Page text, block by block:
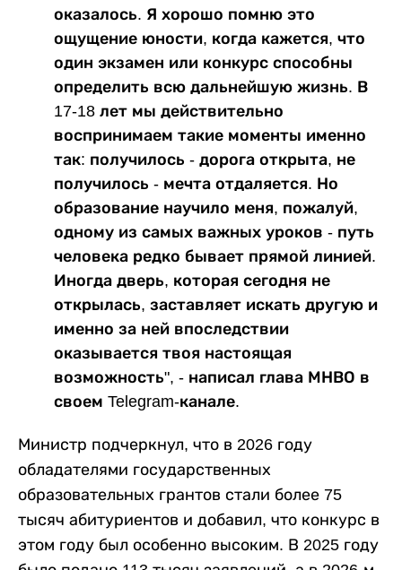
оказалось. Я хорошо помню это
ощущение юности, когда кажется, что
один экзамен или конкурс способны
определить всю дальнейшую жизнь. В
17-18 лет мы действительно
воспринимаем такие моменты именно
так: получилось - дорога открыта, не
получилось - мечта отдаляется. Но
образование научило меня, пожалуй,
одному из самых важных уроков - путь
человека редко бывает прямой линией.
Иногда дверь, которая сегодня не
открылась, заставляет искать другую и
именно за ней впоследствии
оказывается твоя настоящая
возможность", - написал глава МНВО в
своем Telegram-канале.
Министр подчеркнул, что в 2026 году
обладателями государственных
образовательных грантов стали более 75
тысяч абитуриентов и добавил, что конкурс в
этом году был особенно высоким. В 2025 году